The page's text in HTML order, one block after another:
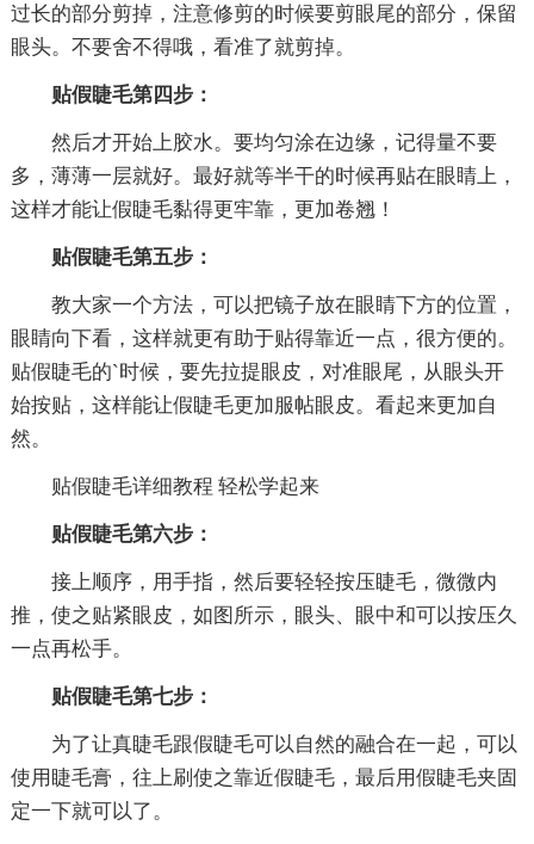
过长的部分剪掉，注意修剪的时候要剪眼尾的部分，保留
眼头。不要舍不得哦，看准了就剪掉。
贴假睫毛第四步：
然后才开始上胶水。要均匀涂在边缘，记得量不要
多，薄薄一层就好。最好就等半干的时候再贴在眼睛上，
这样才能让假睫毛黏得更牢靠，更加卷翘！
贴假睫毛第五步：
教大家一个方法，可以把镜子放在眼睛下方的位置，
眼睛向下看，这样就更有助于贴得靠近一点，很方便的。
贴假睫毛的`时候，要先拉提眼皮，对准眼尾，从眼头开
始按贴，这样能让假睫毛更加服帖眼皮。看起来更加自
然。
贴假睫毛详细教程 轻松学起来
贴假睫毛第六步：
接上顺序，用手指，然后要轻轻按压睫毛，微微内
推，使之贴紧眼皮，如图所示，眼头、眼中和可以按压久
一点再松手。
贴假睫毛第七步：
为了让真睫毛跟假睫毛可以自然的融合在一起，可以
使用睫毛膏，往上刷使之靠近假睫毛，最后用假睫毛夹固
定一下就可以了。